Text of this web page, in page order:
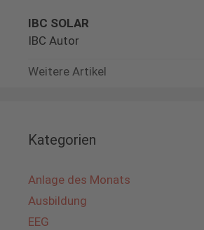
IBC SOLAR
IBC Autor
Weitere Artikel
Kategorien
Anlage des Monats
Ausbildung
EEG